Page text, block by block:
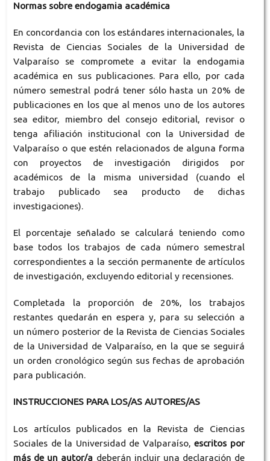
Normas sobre endogamia académica
En concordancia con los estándares internacionales, la
Revista de Ciencias Sociales de la Universidad de
Valparaíso se compromete a evitar la endogamia
académica en sus publicaciones. Para ello, por cada
número semestral podrá tener sólo hasta un 20% de
publicaciones en los que al menos uno de los autores
sea editor, miembro del consejo editorial, revisor o
tenga afiliación institucional con la Universidad de
Valparaíso o que estén relacionados de alguna forma
con proyectos de investigación dirigidos por
académicos de la misma universidad (cuando el
trabajo publicado sea producto de dichas
investigaciones).
El porcentaje señalado se calculará teniendo como
base todos los trabajos de cada número semestral
correspondientes a la sección permanente de artículos
de investigación, excluyendo editorial y recensiones.
Completada la proporción de 20%, los trabajos
restantes quedarán en espera y, para su selección a
un número posterior de la Revista de Ciencias Sociales
de la Universidad de Valparaíso, en la que se seguirá
un orden cronológico según sus fechas de aprobación
para publicación.
INSTRUCCIONES PARA LOS/AS AUTORES/AS
Los artículos publicados en la Revista de Ciencias
Sociales de la Universidad de Valparaíso,escritos por
más de un autor/a deberán incluir una declaración de